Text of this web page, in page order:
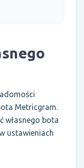
Metricgram.
własnego bota
ustawieniach